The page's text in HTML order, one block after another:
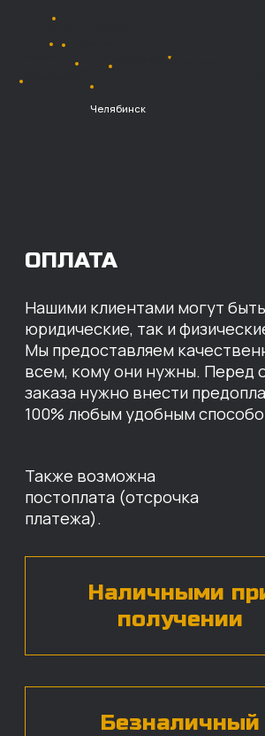
на расчетный счет
ИНДИВИДУАЛЬНЫЕ
Оставьте свои контактные данные,
наши специалисты свяжутся с вами,
назовут цены и проконсультируют
по нужным деталям.
БЕСПЛАТНАЯ КОНСУЛЬТАЦИЯ
персональных данных*
ЧАСТЫЕ ВОПРОСЫ